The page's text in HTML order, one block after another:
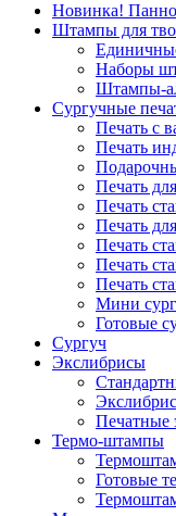
Новинка!
Штампы для
Наборы
Штампы-
Сургучные
Печать с
Печать
Печать
Печать
Печать
Печать
Печать
Печать
Мини
Готовые
Сургуч
Экслибрисы
Печатные
Термо-штампы
Готовые